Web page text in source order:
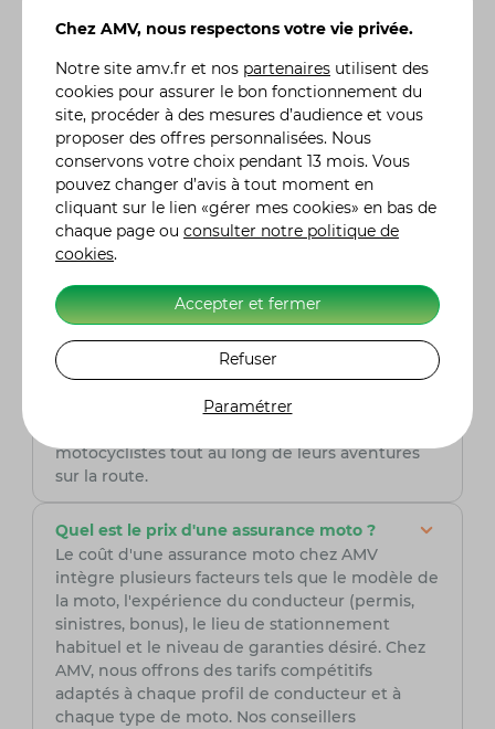
Avec AMV, nous croyons que chaque pilote
pleinement de sa passion.
Quelle assurance moto choisir ?
Pour choisir avec soin votre assurance moto, il
est primordial de comparer les tarifs, les
garanties et les franchises proposées. AMV,
assureur spécialisé dans le domaine de la moto,
est une option à prendre en sérieuse
considération. Fort de son expertise, AMV offre
des solutions adaptées aux besoins spécifiques
des motards, assurant ainsi une couverture
complète et fiable pour leurs deux-roues. Grâce
à son expertise du secteur, AMV peut offrir des
services sur mesure et des conseils avisés,
motocyclistes tout au long de leurs aventures
sur la route.
Quel est le prix d'une assurance moto ?
Le coût d'une assurance moto chez AMV
intègre plusieurs facteurs tels que le modèle de
la moto, l'expérience du conducteur (permis,
sinistres, bonus), le lieu de stationnement
habituel et le niveau de garanties désiré. Chez
AMV, nous offrons des tarifs compétitifs
adaptés à chaque profil de conducteur et à
chaque type de moto. Nos conseillers
Chez AMV, nous respectons votre vie privée.
Notre site amv.fr et nos partenaires utilisent des
cookies pour assurer le bon fonctionnement du
site, procéder à des mesures d’audience et vous
proposer des offres personnalisées. Nous
conservons votre choix pendant 13 mois. Vous
pouvez changer d’avis à tout moment en
cliquant sur le lien «gérer mes cookies» en bas de
chaque page ou consulter notre politique de
cookies.
Accepter et fermer
Refuser
Paramétrer